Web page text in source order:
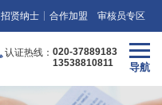
招贤纳士 合作加盟 审核员专区
认证热线： 020-37889183
13538810811